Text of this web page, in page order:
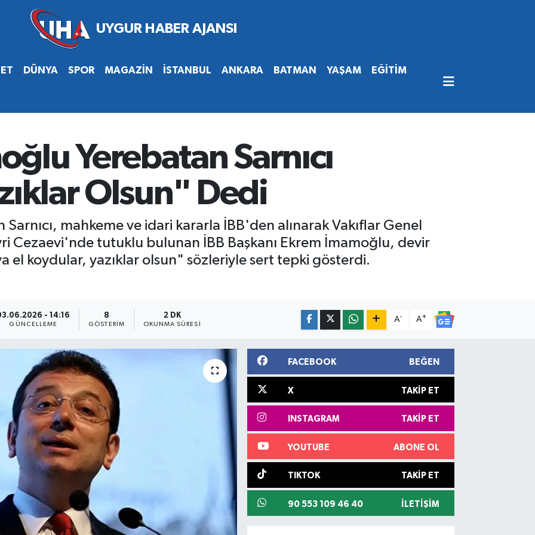
DÜNYA SPOR MAGAZİN İSTANBUL ANKARA BATMAN YAŞAM EĞİTİM
Yerebatan Sarnıcı
Olsun" Dedi
mahkeme ve idari kararla İBB'den alınarak Vakıflar Genel
Cezaevi'nde tutuklu bulunan İBB Başkanı Ekrem İmamoğlu, devir
el koydular, yazıklar olsun" sözleriyle sert tepki gösterdi.
- 14:16
GÜNCELLEME
8
GÖSTERIM
2 DK
OKUNMA SÜRESI
A- A+
FACEBOOK BEĞEN
X TAKIP ET
INSTAGRAM TAKIP ET
YOUTUBE ABONE OL
TIKTOK TAKIP ET
90 553 109 46 40 İLETIŞIM